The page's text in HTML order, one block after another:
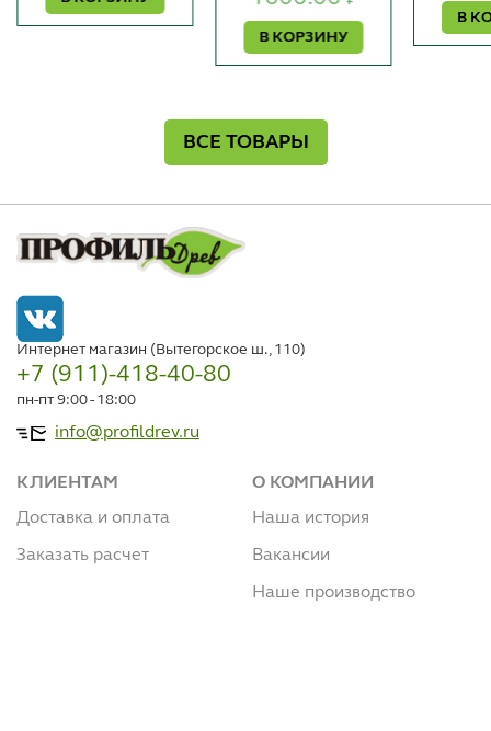
В КОРЗИНУ
В
ВСЕ ТОВАРЫ
Интернет магазин (Вытегорское ш., 110)
+7 (911)-418-40-80
пн-пт 9:00 - 18:00
info@profildrev.ru
КЛИЕНТАМ
Доставка и оплата
Заказать расчет
О КОМПАНИИ
Наша история
Вакансии
Наше производство